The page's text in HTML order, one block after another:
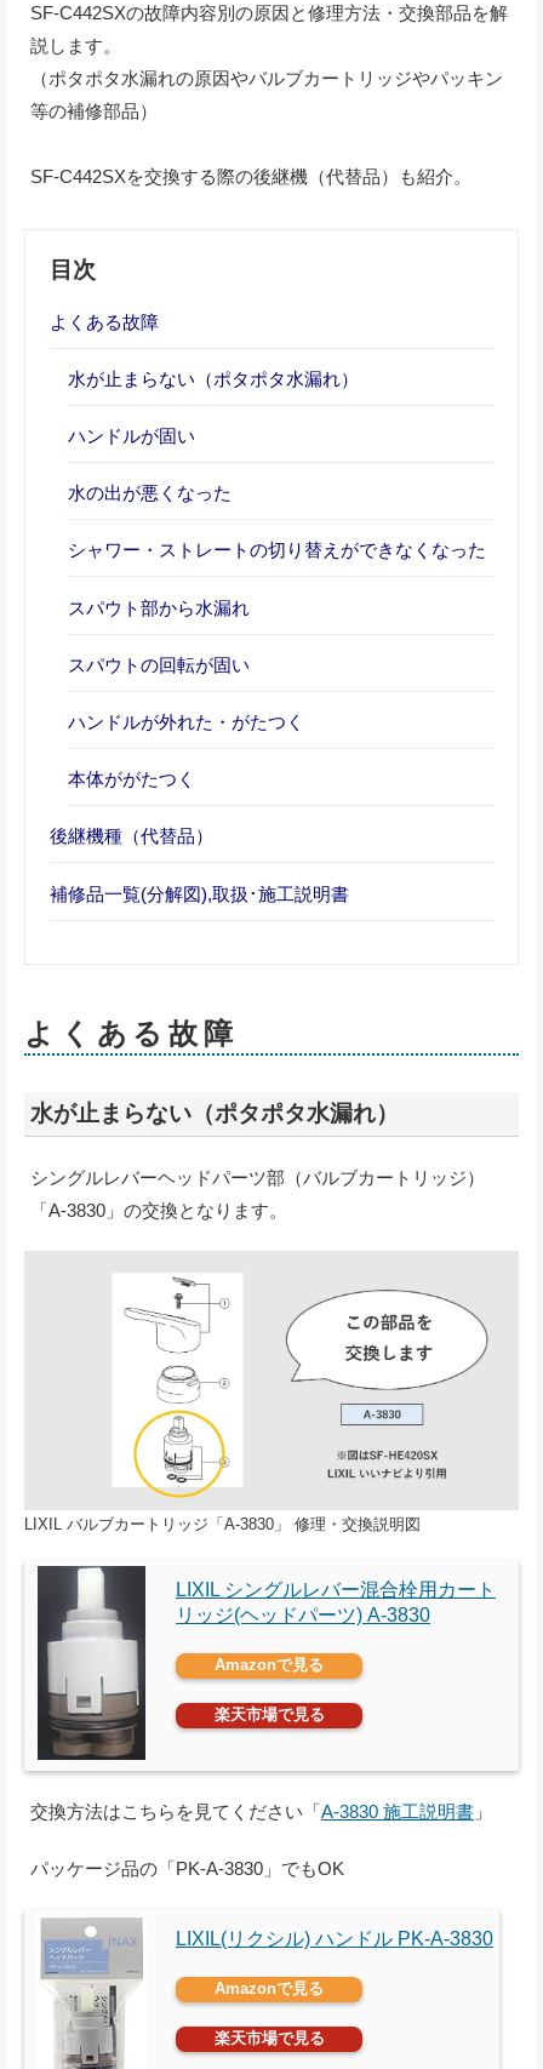
SF-C442SXの故障内容別の原因と修理方法・交換部品を解
説します。
（ポタポタ水漏れの原因やバルブカートリッジやパッキン
等の補修部品）
SF-C442SXを交換する際の後継機（代替品）も紹介。
目次
よくある故障
水が止まらない（ポタポタ水漏れ）
ハンドルが固い
水の出が悪くなった
シャワー・ストレートの切り替えができなくなった
スパウト部から水漏れ
スパウトの回転が固い
ハンドルが外れた・がたつく
本体ががたつく
後継機種（代替品）
補修品一覧(分解図),取扱･施工説明書
よくある故障
水が止まらない（ポタポタ水漏れ）
シングルレバーヘッドパーツ部（バルブカートリッジ）
「A-3830」の交換となります。
LIXIL バルブカートリッジ「A-3830」 修理・交換説明図
LIXIL シングルレバー混合栓用カート
リッジ(ヘッドパーツ) A-3830
Amazonで見る
楽天市場で見る
交換方法はこちらを見てください「A-3830 施工説明書 」
パッケージ品の「PK-A-3830」でもOK
LIXIL(リクシル) ハンドル PK-A-3830
Amazonで見る
楽天市場で見る